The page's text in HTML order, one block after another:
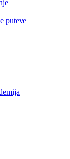
puteve